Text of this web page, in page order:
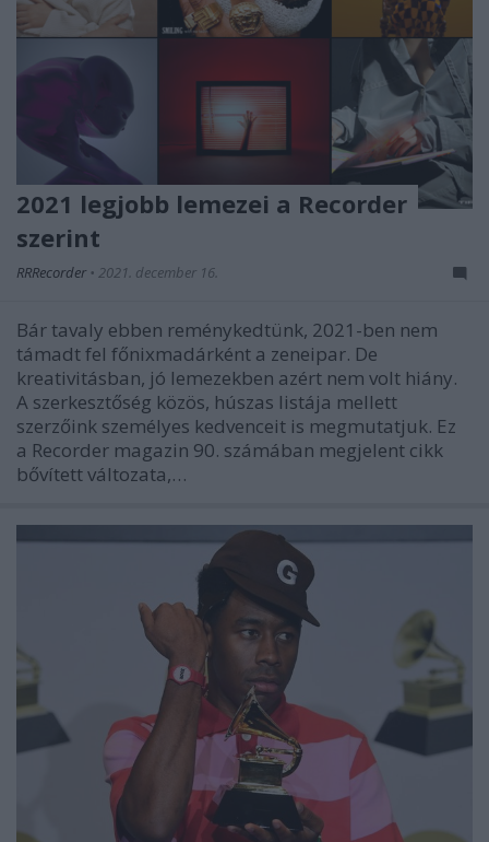
2021 legjobb lemezei a Recorder
szerint
RRRecorder • 2021. december 16.
Bár tavaly ebben reménykedtünk, 2021-ben nem
támadt fel főnixmadárként a zeneipar. De
kreativitásban, jó lemezekben azért nem volt hiány.
A szerkesztőség közös, húszas listája mellett
szerzőink személyes kedvenceit is megmutatjuk. Ez
a Recorder magazin 90. számában megjelent cikk
bővített változata,…